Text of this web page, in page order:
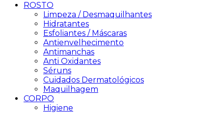
ROSTO
Limpeza / Desmaquilhantes
Hidratantes
Esfoliantes / Máscaras
Antienvelhecimento
Antimanchas
Anti Oxidantes
Séruns
Cuidados Dermatológicos
Maquilhagem
CORPO
Higiene